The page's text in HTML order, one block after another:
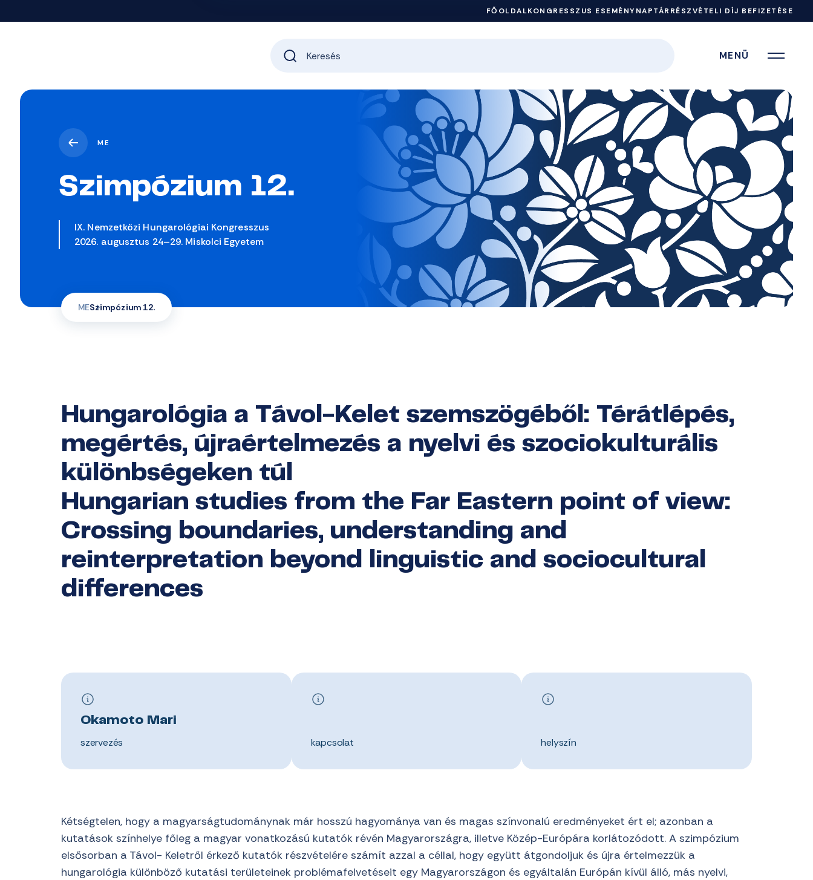
FŐOLDALKONGRESSZUS ESEMÉNYNAPTÁRRÉSZVÉTELI DÍJ BEFIZETÉSE
MENÜ
ME
Szimpózium 12.
IX. Nemzetközi Hungarológiai Kongresszus
2026. augusztus 24–29. Miskolci Egyetem
MESzimpózium 12.
Hungarológia a Távol-Kelet szemszögéből: Térátlépés,
megértés, újraértelmezés a nyelvi és szociokulturális
különbségeken túl
Hungarian studies from the Far Eastern point of view:
Crossing boundaries, understanding and
reinterpretation beyond linguistic and sociocultural
differences
Okamoto Mari
szervezés kapcsolat helyszín
Kétségtelen, hogy a magyarságtudománynak már hosszú hagyománya van és magas színvonalú eredményeket ért el; azonban a
kutatások színhelye főleg a magyar vonatkozású kutatók révén Magyarországra, illetve Közép-Európára korlátozódott. A szimpózium
elsősorban a Távol- Keletről érkező kutatók részvételére számít azzal a céllal, hogy együtt átgondoljuk és újra értelmezzük a
hungarológia különböző kutatási területeinek problémafelvetéseit egy Magyarországon és egyáltalán Európán kívül álló, más nyelvi,